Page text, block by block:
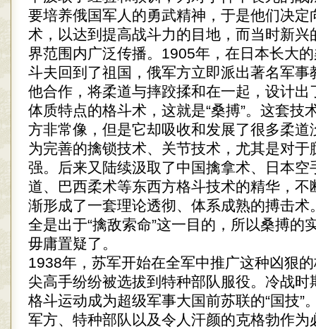
要培养俄国军人的勇武精神，于是他们决定
术，以达到提高战斗力的目地，而当时新兴
界范围内广泛传播。1905年，在日本长大
斗夫回到了祖国，俄军方立即派出著名军事
他合作，将柔道与摔跤揉和在一起，设计出
体质特点的格斗术，这就是“桑搏”。这套技
方非常像，但是它却吸收和发展了很多柔道
为完善的擒锁技术、关节技术，尤其是对于
强。后来又陆续汲取了中国擒拿术、日本空
道、巴西柔术等东西方格斗技术的精华，不
渐形成了一套理论透彻、体系成熟的搏击术
全是出于“擒敌索命”这一目的，所以桑搏的
毋庸置疑了。
1938年，苏军开始在全军中推广这种凶狠
尖高手纷纷被选拔到特种部队服役。冷战时
格斗运动成为超级军事大国前苏联的“国技”
军方、特种部队以及令人汗颜的克格勃作为